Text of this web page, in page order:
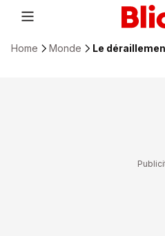
Home Monde Le